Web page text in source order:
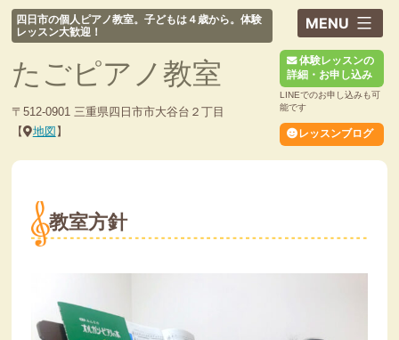
コ
ン
ン
ツ
へ
ス
ッ
四日市の個人ピアノ教室。子どもは４歳から。体験
レッスン大歓迎！
たごピアノ教室
〒512-0901 三重県四日市市大谷台２丁目
【
地図 】
体験レッスンの
詳細・お申し込み
LINEでのお申し込みも可
能です
レッスンブログ
教室方針